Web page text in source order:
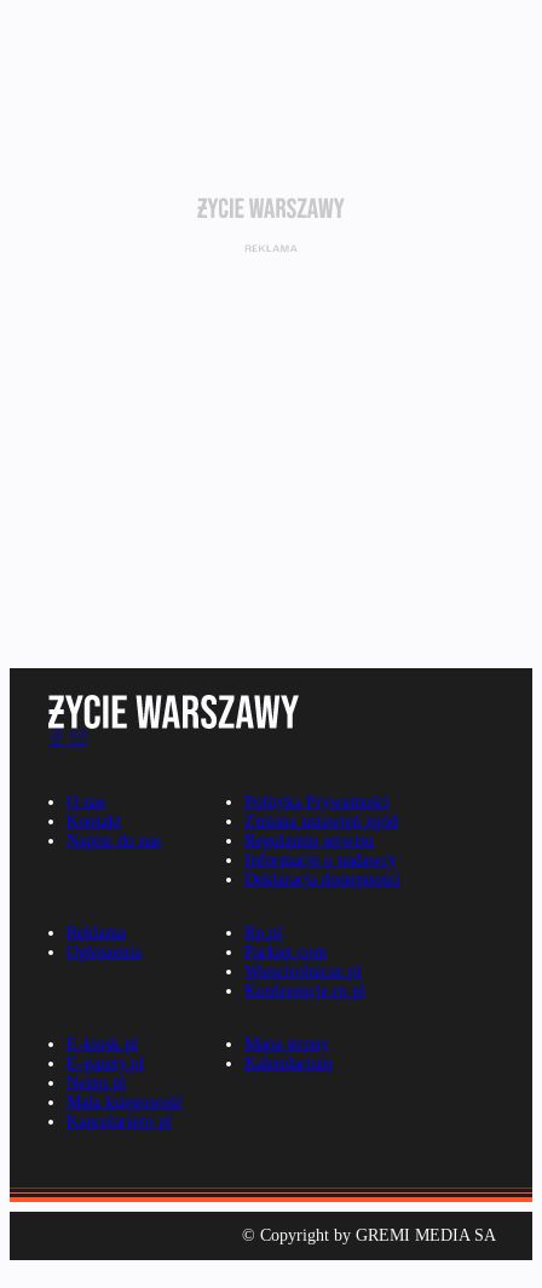
O nas
Kontakt
Napisz do nas
Polityka Prywatności
Zmiana ustawień zgód
Regulamin serwisu
Informacje o nadawcy
Deklaracja dostępności
Reklama
Ogłoszenia
Rp.pl
Parkiet.com
Wiescirolnicze.pl
Konferencje.rp.pl
E-kiosk.pl
E-gazety.pl
Nexto.pl
Mała księgowość
Kancelarierp.pl
Mapa strony
Kalendarium
© Copyright by GREMI MEDIA SA